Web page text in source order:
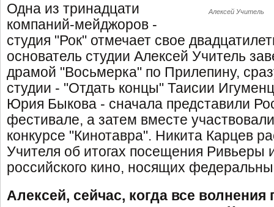
Алексей Учитель
Одна из тринадцати
компаний-мейджоров -
студия "Рок" отмечает свое
основатель студии Алексей Учитель
драмой "Восьмерка" по Прилепину,
студии - "Отдать концы" Таисии
Юрия Быкова - сначала представили
фестивале, а затем вместе
конкурсе "Кинотавра". Никита Карцев
Учителя об итогах посещения Ривьеры
российского кино, носящих
Алексей, сейчас, когда все